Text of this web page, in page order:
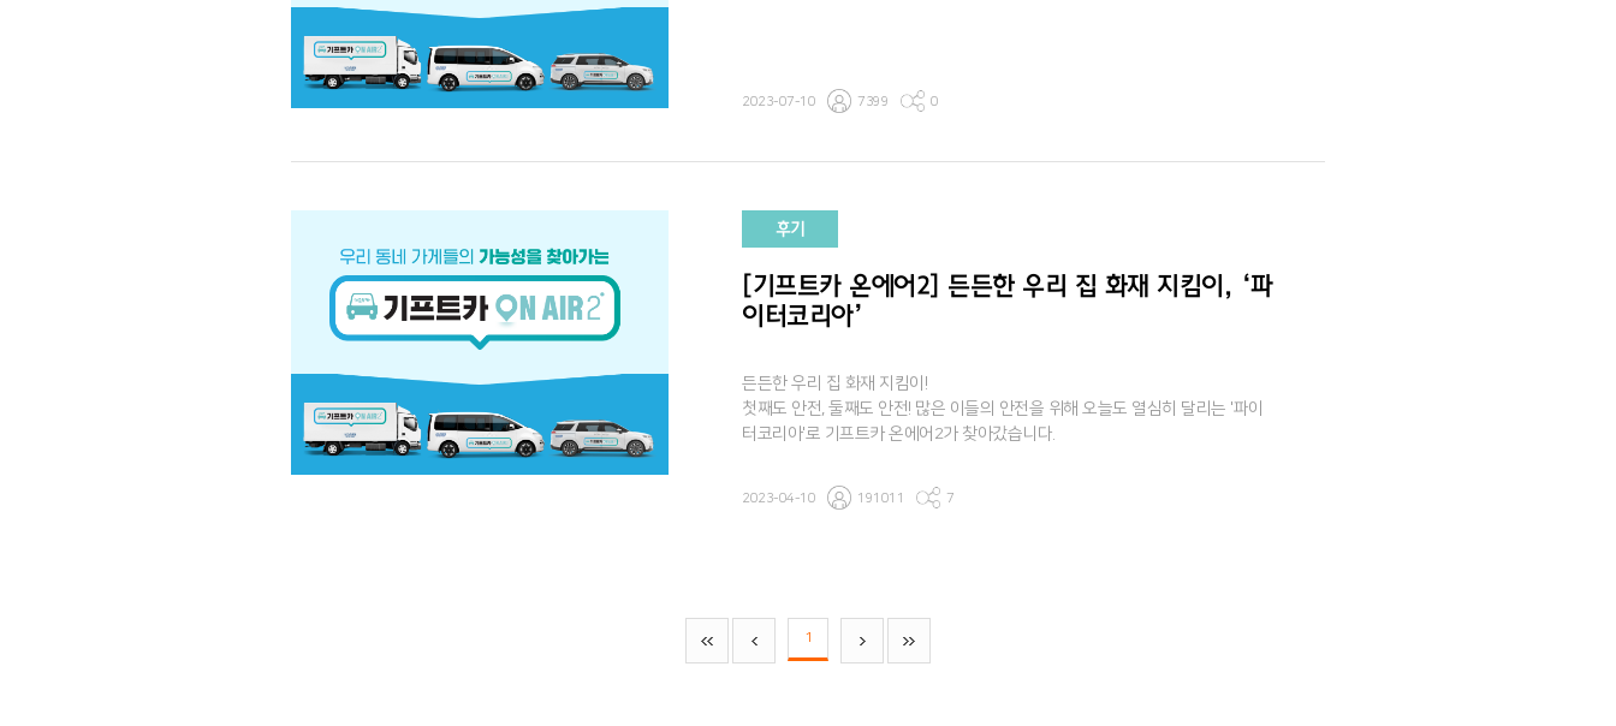
2023-07-10 7399 0
후기
[기프트카 온에어2] 든든한 우리 집 화재 지킴이, ‘파
이터코리아’
든든한 우리 집 화재 지킴이!
첫째도 안전, 둘째도 안전! 많은 이들의 안전을 위해 오늘도 열심히 달리는 '파이
터코리아'로 기프트카 온에어2가 찾아갔습니다.
2023-04-10 191011 7
1